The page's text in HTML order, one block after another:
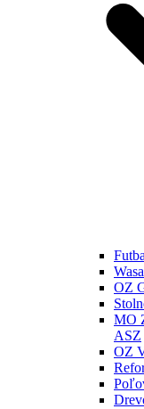
OZ
MO
ASZ
OZ